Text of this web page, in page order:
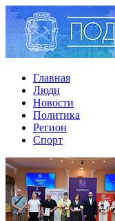
Главная
Люди
Новости
Политика
Регион
Спорт